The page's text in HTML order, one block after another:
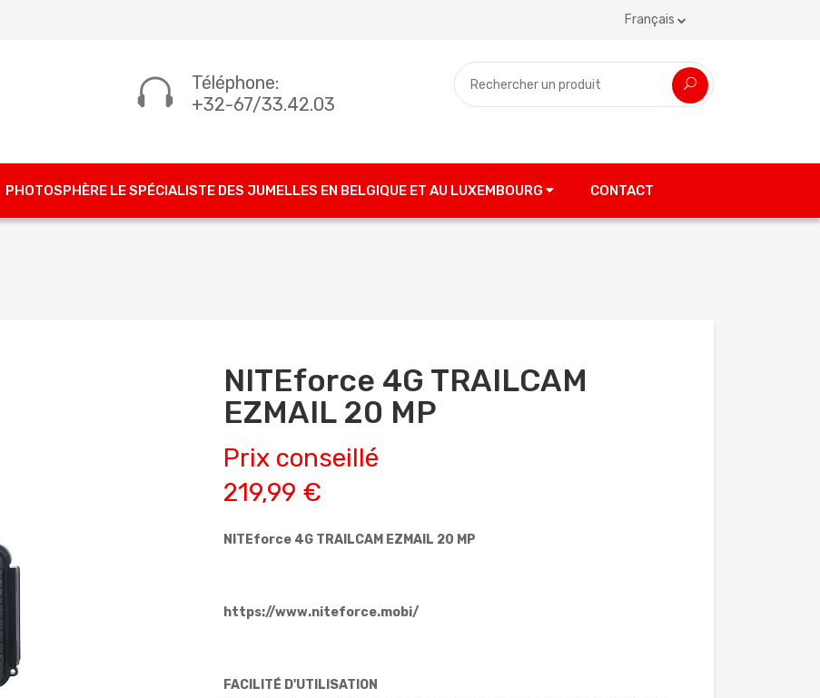
Français
Téléphone:
+32-67/33.42.03
PHOTOSPHÈRE LE SPÉCIALISTE DES JUMELLES EN BELGIQUE ET AU LUXEMBOURG CONTACT
NITEforce 4G TRAILCAM
EZMAIL 20 MP
Prix conseillé
219,99 €
NITEforce 4G TRAILCAM EZMAIL 20 MP
https://www.niteforce.mobi/
FACILITÉ D'UTILISATION